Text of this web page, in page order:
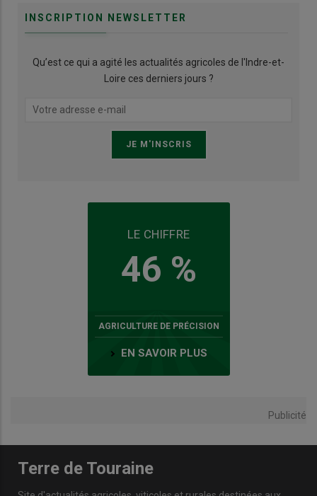
INSCRIPTION NEWSLETTER
Qu’est ce qui a agité les actualités agricoles de l'Indre-et-
Loire ces derniers jours ?
LE CHIFFRE
46 %
AGRICULTURE DE PRÉCISION
EN SAVOIR PLUS
Publicité
Terre de Touraine